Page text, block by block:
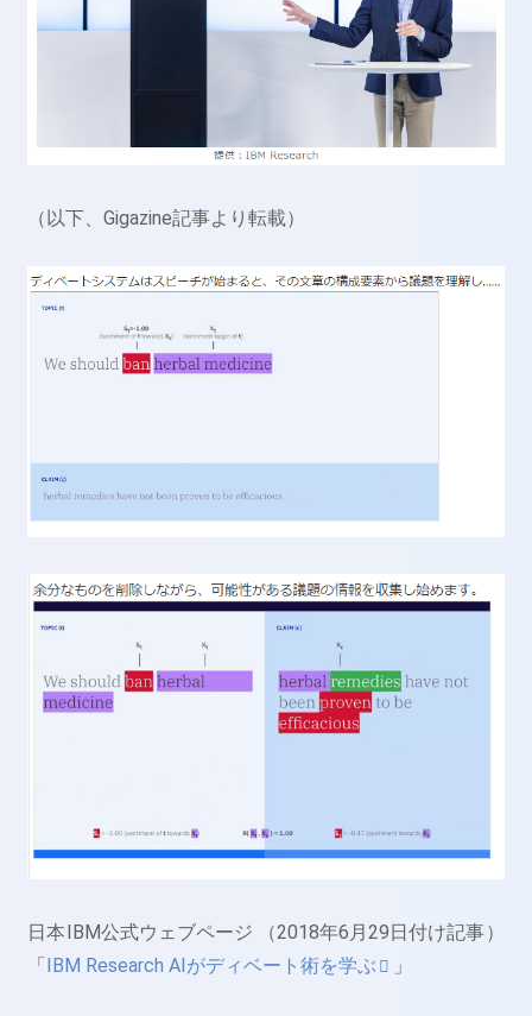
（以下、Gigazine記事より転載）
日本IBM公式ウェブページ （2018年6月29日付け記事）
「IBM Research AIがディベート術を学ぶ 」